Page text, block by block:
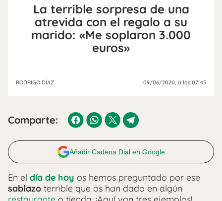
La terrible sorpresa de una
atrevida con el regalo a su
marido: «Me soplaron 3.000
euros»
RODRIGO DÍAZ 09/06/2020 , a las 07:45
Comparte:
Añadir Cadena Dial en Google
En el día de hoy os hemos preguntado por ese
sablazo terrible que os han dado en algún